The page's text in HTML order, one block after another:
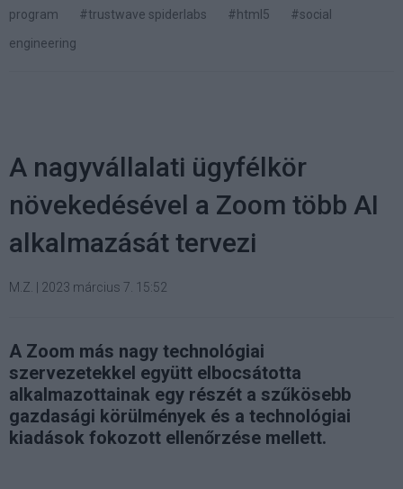
program
#trustwave spiderlabs #html5
#social
engineering
A nagyvállalati ügyfélkör
növekedésével a Zoom több AI
alkalmazását tervezi
M.Z. 2023 március 7. 15:52
A Zoom más nagy technológiai
szervezetekkel együtt elbocsátotta
alkalmazottainak egy részét a szűkösebb
gazdasági körülmények és a technológiai
kiadások fokozott ellenőrzése mellett.